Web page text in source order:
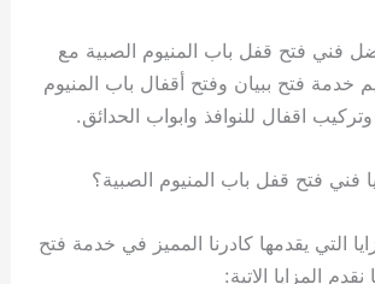
فني فتح قفل باب المنيوم الصبية مع
خدمة فتح ببيان وفتح أقفال باب المنيوم
اقفال للنوافذ وابواب الحدائق.
فني فتح قفل باب المنيوم الصبية؟
التي يقدمها كادرنا المميز في خدمة فتح
المزايا الاتية: